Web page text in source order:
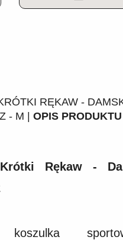
RĘKAW -
- M | OPIS PRODUKTU
Rękaw -
koszulka